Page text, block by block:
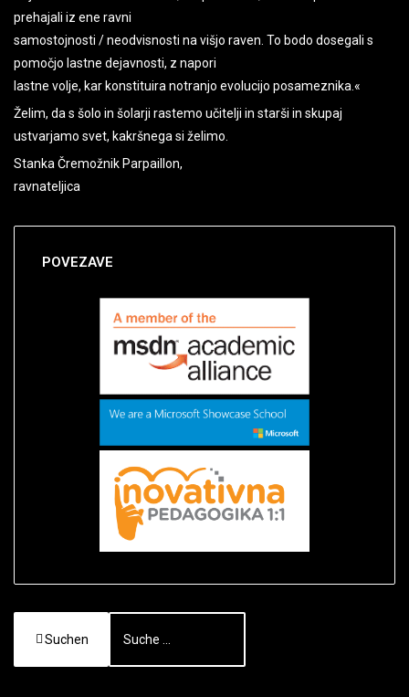
prehajali iz ene ravni
samostojnosti / neodvisnosti na višjo raven. To bodo dosegali s
pomočjo lastne dejavnosti, z napori
lastne volje, kar konstituira notranjo evolucijo posameznika.«
Želim, da s šolo in šolarji rastemo učitelji in starši in skupaj
ustvarjamo svet, kakršnega si želimo.
Stanka Čremožnik Parpaillon,
ravnateljica
POVEZAVE
Suchen